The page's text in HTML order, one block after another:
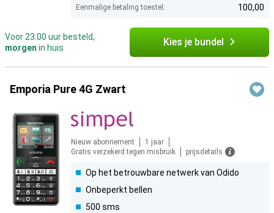
Eenmalige betaling toestel: 100,00
Voor 23:00 uur besteld,
morgen in huis Kies je bundel
Emporia Pure 4G Zwart
Nieuw abonnement
1 jaar
Gratis verzekerd tegen misbruik
prijsdetails
Op het betrouwbare netwerk van Odido
Onbeperkt bellen
500 sms